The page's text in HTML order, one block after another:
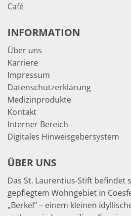
Café
INFORMATION
Über uns
Karriere
Impressum
Datenschutzerklärung
Medizinprodukte
Kontakt
Interner Bereich
Digitales Hinweisgebersystem
ÜBER UNS
Das St. Laurentius-Stift befindet
gepflegtem Wohngebiet in
„Berkel“ – einem kleinen